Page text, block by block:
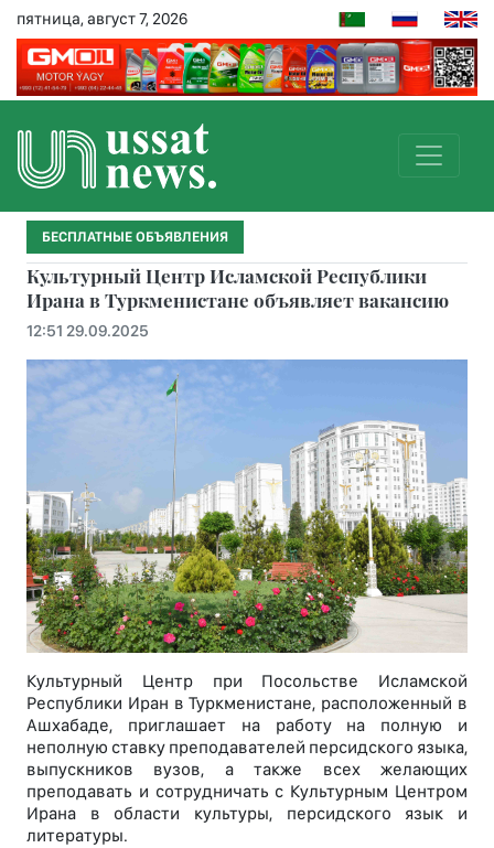
пятница, август 7, 2026
БЕСПЛАТНЫЕ ОБЪЯВЛЕНИЯ
Культурный Центр Исламской Республики
Ирана в Туркменистане объявляет вакансию
12:51 29.09.2025
Культурный Центр при Посольстве Исламской
Республики Иран в Туркменистане, расположенный в
Ашхабаде, приглашает на работу на полную и
неполную ставку преподавателей персидского языка,
выпускников вузов, а также всех желающих
преподавать и сотрудничать с Культурным Центром
Ирана в области культуры, персидского язык и
литературы.